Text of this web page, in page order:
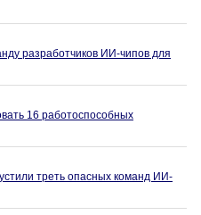
разработчиков ИИ-чипов для
16 работоспособных
треть опасных команд ИИ-